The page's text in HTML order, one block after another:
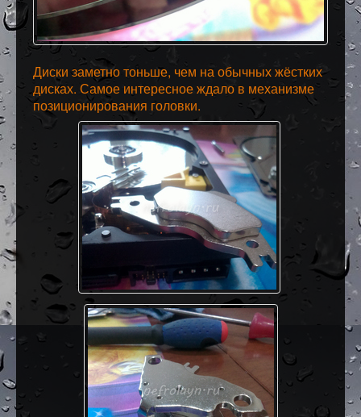
Диски заметно тоньше, чем на обычных жёстких
дисках. Самое интересное ждало в механизме
позиционирования головки.